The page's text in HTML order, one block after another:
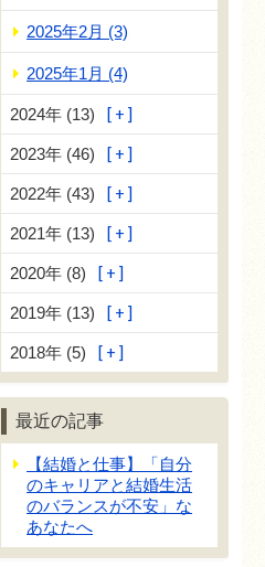
2025年2月 (3)
2025年1月 (4)
2024年 (13)
2023年 (46)
2022年 (43)
2021年 (13)
2020年 (8)
2019年 (13)
2018年 (5)
最近の記事
【結婚と仕事】「自分
のキャリアと結婚生活
のバランスが不安」な
あなたへ